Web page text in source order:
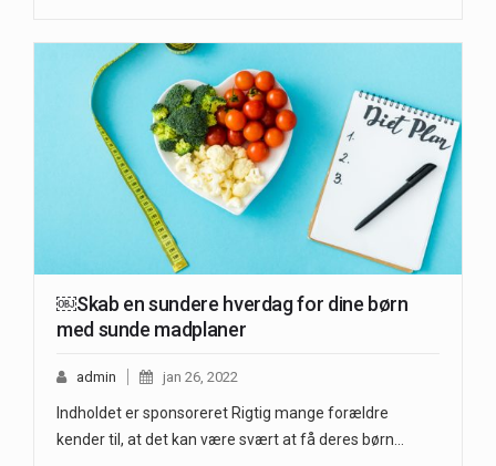
￼Skab en sundere hverdag for dine børn
med sunde madplaner
admin jan 26, 2022
Indholdet er sponsoreret Rigtig mange forældre
kender til, at det kan være svært at få deres børn…